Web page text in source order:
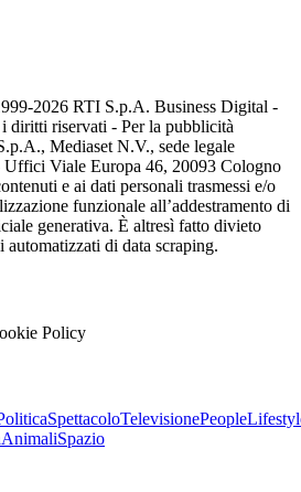
2026 RTI S.p.A. Business Digital -
diritti riservati - Per la pubblicità
Mediaset N.V., sede legale
Uffici Viale Europa 46, 20093 Cologno
e ai dati personali trasmessi e/o
funzionale all’addestramento di
generativa. È altresì fatto divieto
automatizzati di data scraping.
Policy
SpettacoloTelevisionePeople
AnimaliSpazio